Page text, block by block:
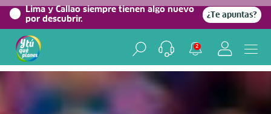
Lima y Callao siempre tienen algo nuevo
por descubrir.
¿Te apuntas?
2
Home/Blog viajero